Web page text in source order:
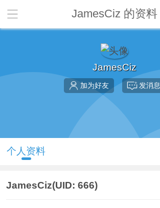
JamesCiz 的资料
JamesCiz
加为好友 发消息
个人资料
JamesCiz(UID: 666)